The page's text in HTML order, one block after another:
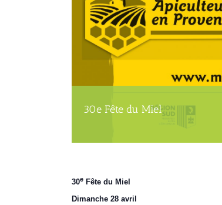
30e Fête du Miel
30e Fête du Miel
Dimanche 28 avril